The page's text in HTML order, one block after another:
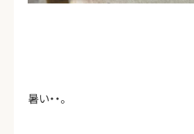
暑い・・。